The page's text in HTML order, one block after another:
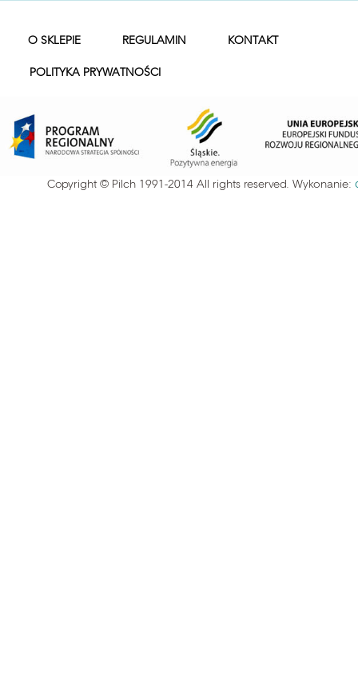
O SKLEPIE REGULAMIN KONTAKT
POLITYKA PRYWATNOŚCI
Copyright © Pilch 1991-2014 All rights reserved. Wykonanie: